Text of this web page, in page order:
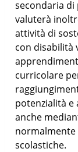
secondaria di
valuterà
attività di
con disabilità
curricolare
potenzialità
anche
normalmente
scolastiche.